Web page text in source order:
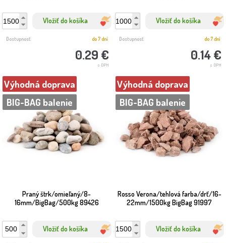
Vložiť do košíka
0.29 €
s DPH
Dostupnosť: do 7 dní
Vložiť do košíka
0.14 €
s DPH
Dostupnosť: do 7 dní
Praný štrk/omieľaný/8-
16mm/BigBag/500kg 89426
Výhodná doprava
BIG-BAG balenie
Vložiť do košíka
Rosso Verona/tehlová farba/drť/16-
22mm/1500kg BigBag 91997
Výhodná doprava
BIG-BAG balenie
Vložiť do košíka